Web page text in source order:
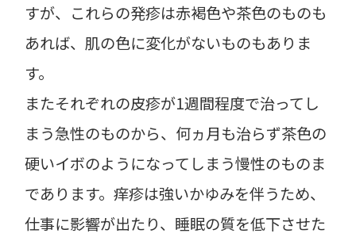
すが、これらの発疹は赤褐色や茶色のものも
あれば、肌の色に変化がないものもありま
す。
またそれぞれの皮疹が1週間程度で治ってし
まう急性のものから、何ヵ月も治らず茶色の
硬いイボのようになってしまう慢性のものま
であります。痒疹は強いかゆみを伴うため、
仕事に影響が出たり、睡眠の質を低下させた